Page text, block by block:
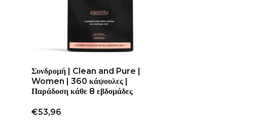
Συνδρομή | Clean and Pure |
Women | 360 κάψουλες |
Παράδοση κάθε 8 εβδομάδες
€53,96